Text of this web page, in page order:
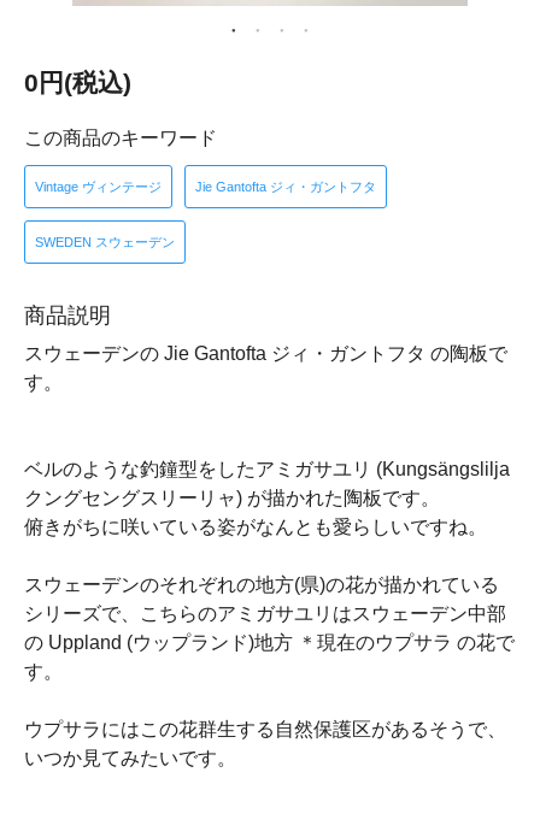
0円(税込)
この商品のキーワード
Vintage ヴィンテージ Jie Gantofta ジィ・ガントフタ
SWEDEN スウェーデン
商品説明
スウェーデンの Jie Gantofta ジィ・ガントフタ の陶板で
す。
ベルのような釣鐘型をしたアミガサユリ (Kungsängslilja
クングセングスリーリャ) が描かれた陶板です。
俯きがちに咲いている姿がなんとも愛らしいですね。
スウェーデンのそれぞれの地方(県)の花が描かれている
シリーズで、こちらのアミガサユリはスウェーデン中部
の Uppland (ウップランド)地方 ＊現在のウプサラ の花で
す。
ウプサラにはこの花群生する自然保護区があるそうで、
いつか見てみたいです。